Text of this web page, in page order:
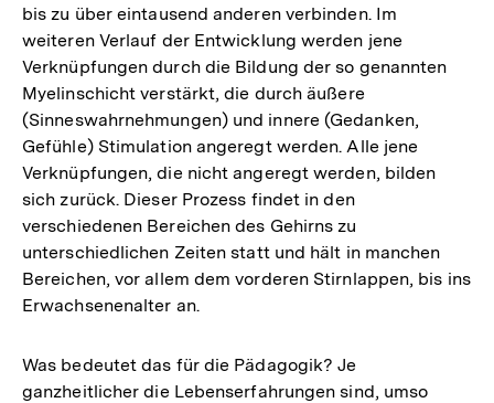
bis zu über eintausend anderen verbinden. Im
weiteren Verlauf der Entwicklung werden jene
Verknüpfungen durch die Bildung der so genannten
Myelinschicht verstärkt, die durch äußere
(Sinneswahrnehmungen) und innere (Gedanken,
Gefühle) Stimulation angeregt werden. Alle jene
Verknüpfungen, die nicht angeregt werden, bilden
sich zurück. Dieser Prozess findet in den
verschiedenen Bereichen des Gehirns zu
unterschiedlichen Zeiten statt und hält in manchen
Bereichen, vor allem dem vorderen Stirnlappen, bis ins
Erwachsenenalter an.
Was bedeutet das für die Pädagogik? Je
ganzheitlicher die Lebenserfahrungen sind, umso